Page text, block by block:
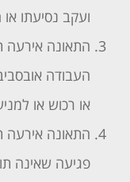
ועקב נסיעתו או
התאונה אירעה
העבודה
או רכוש או
התאונה אירעה
פגיעה שאינה